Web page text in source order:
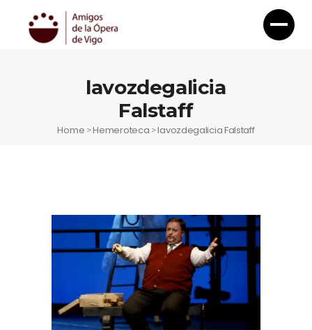
lavozdegalicia
Falstaff
Home >Hemeroteca >lavozdegalicia Falstaff